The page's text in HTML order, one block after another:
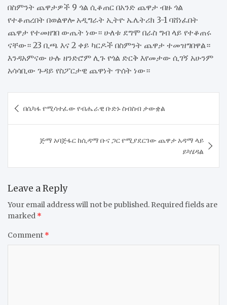
በስምንት ጨዋታዎች 9 ጎል ሲቆጠር በአንድ ጨዋታ ብዙ ጎል
የተቆጠረበት በወልዋሎ አዲግራት ኢትዮ ኤሌትሪክ 3-1 ባሸነፈበት
ጨዋታ የተመዘገበ ውጤት ነው። ሁለቱ ደግሞ በራስ ግብ ላይ የተቆጠሩ
ናቸው። 23 ቢጫ እና 2 ቀይ ካርዶች በስምንት ጨዋታ ተመዝግበዋል።
እንዳአምናው ሁሉ ዘንድሮም ሊጉ የጎል ድርቅ እየመታው ሲገኝ አሁንም
አሳሳቢው ጉዳይ የስፖርታዊ ጨዋነት ጥሰት ነው።
navigation
በሴካፋ የሚሳተፈው የብሔራዊ ቡድኑ ስብስብ ታውቋል
​ጅማ አባጅፋር ከሲዳማ ቡና ጋር የሚያደርገው ጨዋታ አዳማ ላይ
ይካሄዳል
Leave a Reply
Your email address will not be published. Required fields are
marked *
Comment *